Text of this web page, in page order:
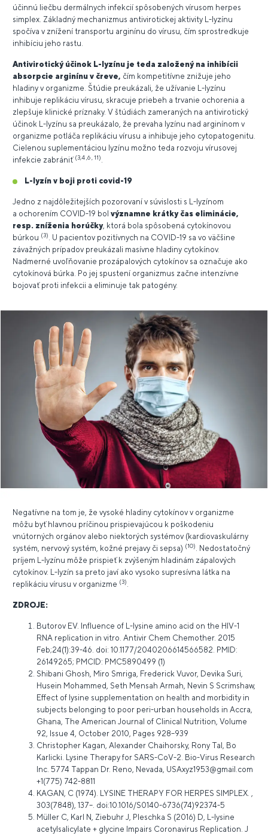
účinnú liečbu dermálnych infekcií spôsobených vírusom herpes
simplex. Základný mechanizmus antivirotickej aktivity L-lyzínu
spočíva v znížení transportu arginínu do vírusu, čím sprostredkuje
inhibíciu jeho rastu.
Antivirotický účinok L-lyzínu je teda založený na inhibícii
absorpcie arginínu v čreve, čím kompetitívne znižuje jeho
hladiny v organizme. Štúdie preukázali, že užívanie L-lyzínu
inhibuje replikáciu vírusu, skracuje priebeh a trvanie ochorenia a
zlepšuje klinické príznaky. V štúdiách zameraných na antivirotický
účinok L-lyzínu sa preukázalo, že prevaha lyzínu nad arginínom v
organizme potláča replikáciu vírusu a inhibuje jeho cytopatogenitu.
Cielenou suplementáciou lyzínu možno teda rozvoju vírusovej
infekcie zabrániť (3,4 ,6 , 11)
L-lyzín v boji proti covid-19
Jedno z najdôležitejších pozorovaní v súvislosti s L-lyzínom
a ochorením COVID-19 bol významne krátky čas eliminácie,
resp. zníženia horúčky, ktorá bola spôsobená cytokínovou
búrkou (3)
. U pacientov pozitívnych na COVID-19 sa vo väčšine
závažných prípadov preukázali masívne hladiny cytokínov.
Nadmerné uvoľňovanie prozápalových cytokínov sa označuje ako
cytokínová búrka. Po jej spustení organizmus začne intenzívne
bojovať proti infekcii a eliminuje tak patogény.
Negatívne na tom je, že vysoké hladiny cytokínov v organizme
môžu byť hlavnou príčinou prispievajúcou k poškodeniu
vnútorných orgánov alebo niektorých systémov (kardiovaskulárny
systém, nervový systém, kožné prejavy či sepsa) (10). Nedostatočný
príjem L-lyzínu môže prispieť k zvýšeným hladinám zápalových
cytokínov. L-lyzín sa preto javí ako vysoko supresívna látka na
replikáciu vírusu v organizme (3).
ZDROJE:
Butorov EV. Influence of L-lysine amino acid on the HIV-1
RNA replication in vitro. Antivir Chem Chemother. 2015
Feb;24(1):39-46. doi: 10.1177/2040206614566582. PMID:
26149265; PMCID: PMC5890499 (1)
Shibani Ghosh, Miro Smriga, Frederick Vuvor, Devika Suri,
Husein Mohammed, Seth Mensah Armah, Nevin S Scrimshaw,
Effect of lysine supplementation on health and morbidity in
subjects belonging to poor peri-urban households in Accra,
Ghana, The American Journal of Clinical Nutrition, Volume
92, Issue 4, October 2010, Pages 928–939
Christopher Kagan, Alexander Chaihorsky, Rony Tal, Bo
Karlicki. Lysine Therapy for SARS-CoV-2. Bio-Virus Research
Inc. 5774 Tappan Dr. Reno, Nevada, USAxyz1953@gmail.com
+1(775) 742-8811
KAGAN, C (1974). LYSINE THERAPY FOR HERPES SIMPLEX. ,
303(7848), 137–. doi:10.1016/S0140-6736(74)92374-5
Müller C, Karl N, Ziebuhr J, Pleschka S (2016) D, L-lysine
acetylsalicylate + glycine Impairs Coronavirus Replication. J